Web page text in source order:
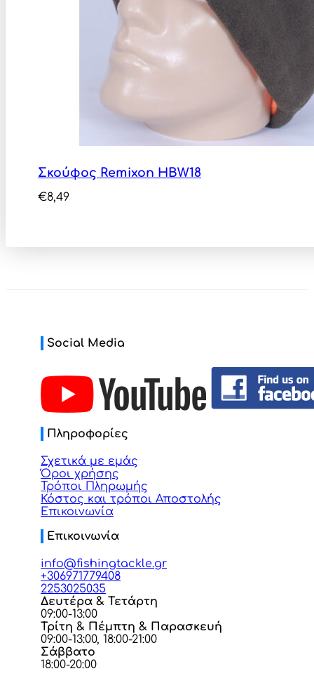
Σκούφος Remixon HBW18
€8,49
Social Media
Πληροφορίες
Σχετικά με εμάς
Όροι χρήσης
Τρόποι Πληρωμής
Κόστος και τρόποι Αποστολής
Επικοινωνία
Επικοινωνία
info@fishingtackle.gr
+306971779408
2253025035
Δευτέρα & Τετάρτη
09:00-13:00
Τρίτη & Πέμπτη & Παρασκευή
09:00-13:00, 18:00-21:00
Σάββατο
18:00-20:00